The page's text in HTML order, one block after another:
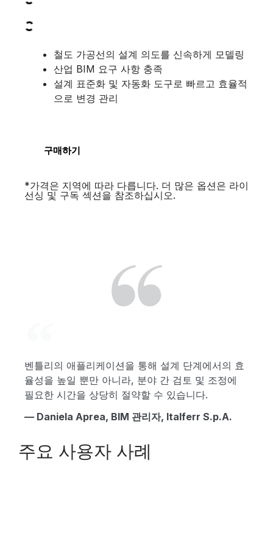
철도 가공선의 설계 의도를 신속하게 모델링
산업 BIM 요구 사항 충족
설계 표준화 및 자동화 도구로 빠르고 효율적
으로 변경 관리
구매하기
*가격은 지역에 따라 다릅니다. 더 많은 옵션은 라이
선싱 및 구독 섹션을 참조하십시오.
벤틀리의 애플리케이션을 통해 설계 단계에서의 효
율성을 높일 뿐만 아니라, 분야 간 검토 및 조정에
필요한 시간을 상당히 절약할 수 있습니다.
— Daniela Aprea, BIM 관리자, Italferr S.p.A.
주요 사용자 사례